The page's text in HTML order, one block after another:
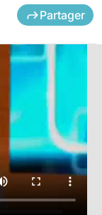
Partager